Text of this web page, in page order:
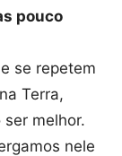
pouco
se repetem
Terra,
melhor.
nele